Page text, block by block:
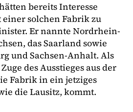
bereits Interesse
solchen Fabrik zu
Er nannte Nordrhein-
das Saarland sowie
und Sachsen-Anhalt. Als
des Ausstieges aus der
Fabrik in ein jetziges
die Lausitz, kommt.